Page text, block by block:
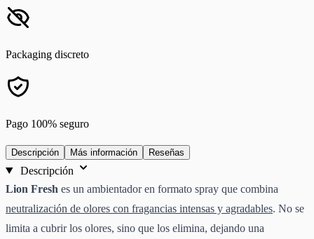
Packaging discreto
Pago 100% seguro
Descripción Más información Reseñas
Descripción
Lion Fresh es un ambientador en formato spray que combina
neutralización de olores con fragancias intensas y agradables. No se
limita a cubrir los olores, sino que los elimina, dejando una